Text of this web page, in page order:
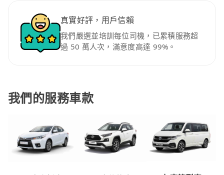
真實好評，用戶信賴
我們嚴選並培訓每位司機，已累積服務超
過 50 萬人次，滿意度高達 99%。
我們的服務車款